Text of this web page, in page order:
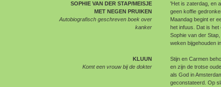
SOPHIE VAN DER STAP/MEISJE
MET NEGEN PRUIKEN
Autobiografisch geschreven boek over
kanker
'Het is zaterdag, en
geen koffie
Maandag begint er
het infuus. Dat is
Sophie van der
weken bijgehouden
KLUUN
Komt een vrouw bij de dokter
Stijn en Carmen
en zijn de trotse
als God in
geconstateerd. Op